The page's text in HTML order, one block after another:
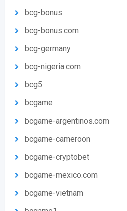
bcg-bonus
bcg-bonus.com
bcg-germany
bcg-nigeria.com
bcg5
bcgame
bcgame-argentinos.com
bcgame-cameroon
bcgame-cryptobet
bcgame-mexico.com
bcgame-vietnam